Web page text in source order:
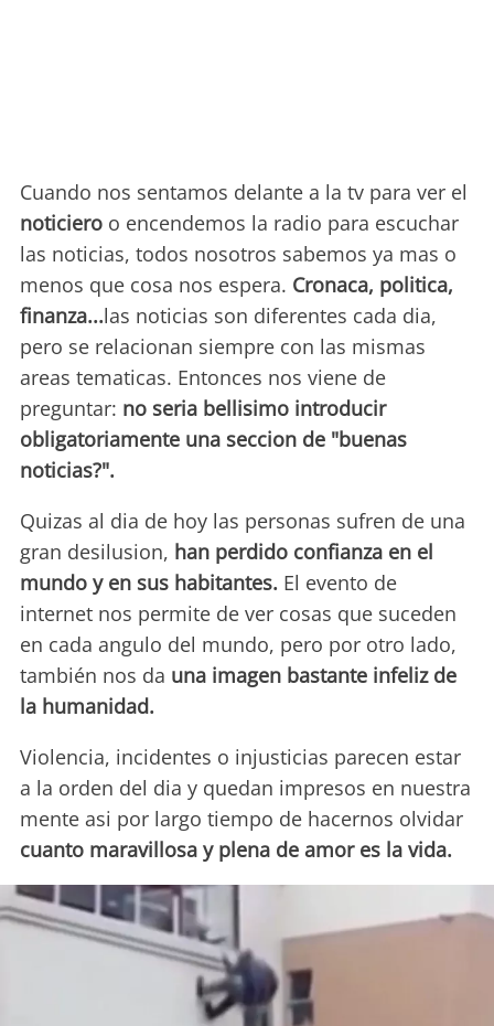
Cuando nos sentamos delante a la tv para ver el
noticiero o encendemos la radio para escuchar
las noticias, todos nosotros sabemos ya mas o
menos que cosa nos espera. Cronaca, politica,
finanza...las noticias son diferentes cada dia,
pero se relacionan siempre con las mismas
areas tematicas. Entonces nos viene de
preguntar: no seria bellisimo introducir
obligatoriamente una seccion de "buenas
noticias?".
Quizas al dia de hoy las personas sufren de una
gran desilusion, han perdido confianza en el
mundo y en sus habitantes. El evento de
internet nos permite de ver cosas que suceden
en cada angulo del mundo, pero por otro lado,
también nos da una imagen bastante infeliz de
la humanidad.
Violencia, incidentes o injusticias parecen estar
a la orden del dia y quedan impresos en nuestra
mente asi por largo tiempo de hacernos olvidar
cuanto maravillosa y plena de amor es la vida.